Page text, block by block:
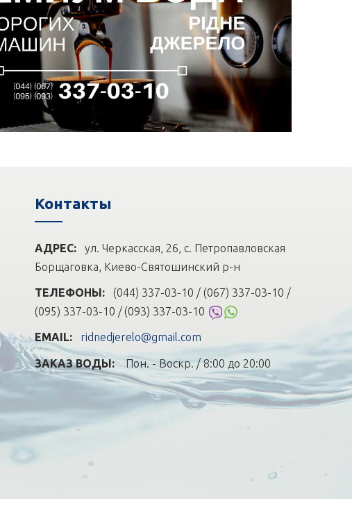
Контакты
АДРЕС: ул. Черкасская, 26, с. Петропавловская
Борщаговка, Киево-Святошинский р-н
ТЕЛЕФОНЫ: (044) 337-03-10 / (067) 337-03-10 /
(095) 337-03-10 / (093) 337-03-10
EMAIL: ridnedjerelo@gmail.com
ЗАКАЗ ВОДЫ: Пон. - Воскр. / 8:00 до 20:00